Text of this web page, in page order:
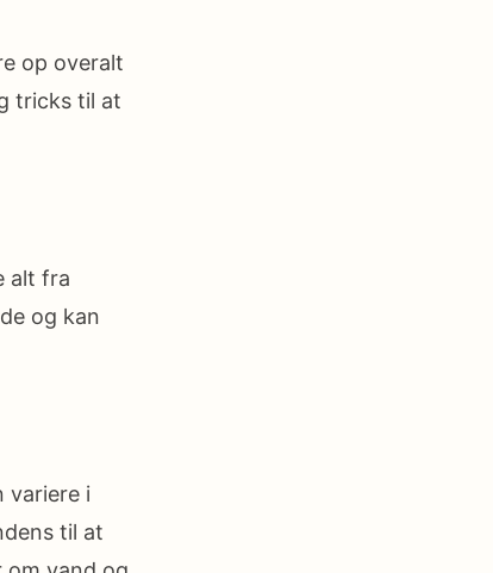
op overalt
tricks til at
alt fra
og kan
variere i
til at